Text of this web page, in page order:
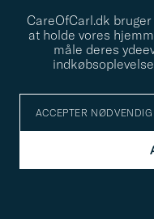
CareOfCarl.dk
at holde vores
måle deres
ACCEPTER